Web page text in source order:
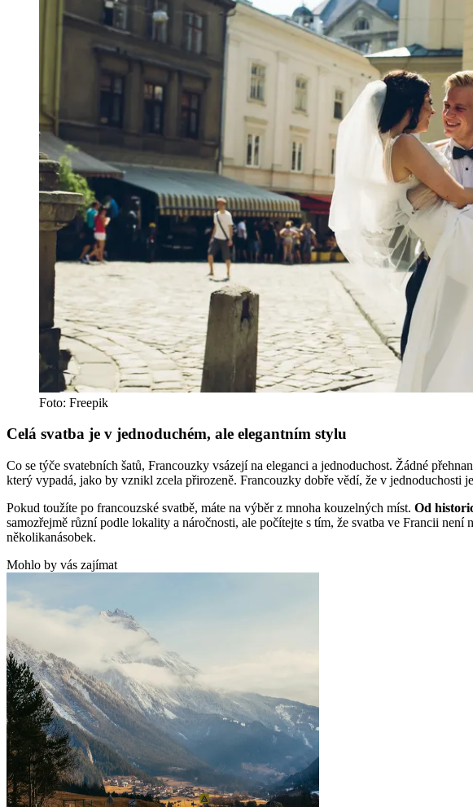
Foto: Freepik
Celá svatba je v jednoduchém, ale elegantním stylu
Co se týče svatebních šatů, Francouzky vsázejí na eleganci a jednoduchost. Žádné
který vypadá, jako by vznikl zcela přirozeně. Francouzky dobře vědí, že v jednoduchosti
Pokud toužíte po francouzské svatbě, máte na výběr z mnoha kouzelných míst. Od
samozřejmě různí podle lokality a náročnosti, ale počítejte s tím, že svatba ve Francii
několikanásobek.
Mohlo by vás zajímat